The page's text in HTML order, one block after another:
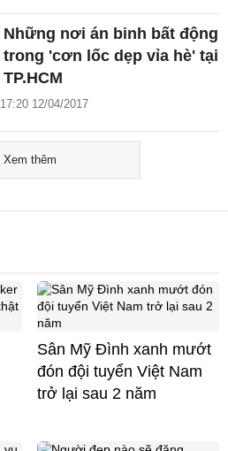
Những nơi án binh bất động
trong 'cơn lốc dẹp vỉa hè' tại
TP.HCM
17:20 12/04/2017
Xem thêm
Sân Mỹ Đình xanh mướt
đón đội tuyển Việt Nam
trở lại sau 2 năm